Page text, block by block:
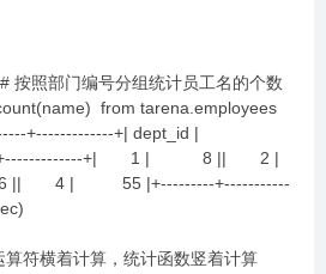
按照部门编号分组统计员工名的个数
from tarena.employees
+-------------+| dept_id |
+-------------+| 1 | 8 || 2 |
55 |+---------+-----------
符横着计算，统计函数竖着计算